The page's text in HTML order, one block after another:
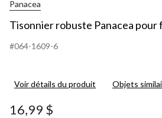
Panacea
Tisonnier robuste Panacea pour
#064-1609-6
Voir détails du produit Objets
16,99 $